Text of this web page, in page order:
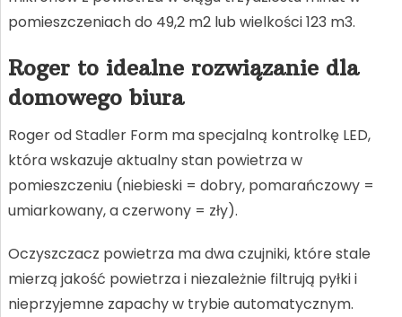
pomieszczeniach do 49,2 m2 lub wielkości 123 m3.
Roger to idealne rozwiązanie dla
domowego biura
Roger od Stadler Form ma specjalną kontrolkę LED,
która wskazuje aktualny stan powietrza w
pomieszczeniu (niebieski = dobry, pomarańczowy =
umiarkowany, a czerwony = zły).
Oczyszczacz powietrza ma dwa czujniki, które stale
mierzą jakość powietrza i niezależnie filtrują pyłki i
nieprzyjemne zapachy w trybie automatycznym.